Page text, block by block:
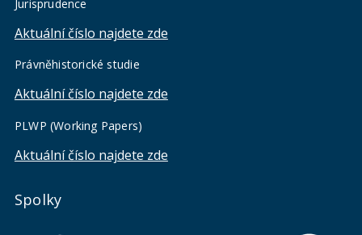
Jurisprudence
Aktuální číslo najdete zde
Právněhistorické studie
Aktuální číslo najdete zde
PLWP (Working Papers)
Aktuální číslo najdete zde
Spolky